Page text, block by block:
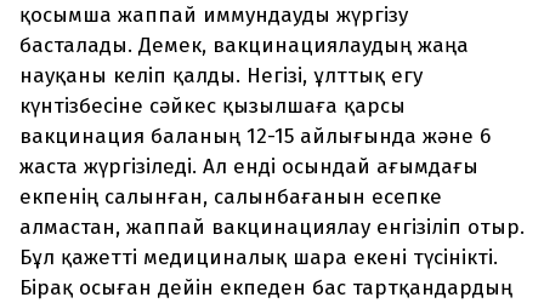
қосымша жаппай иммундауды жүргізу
басталады. Демек, вакцинациялаудың жаңа
науқаны келіп қалды. Негізі, ұлттық егу
күнтізбесіне сәйкес қызылшаға қарсы
вакцинация баланың 12-15 айлығында және 6
жаста жүргізіледі. Ал енді осындай ағымдағы
екпенің салынған, салынбағанын есепке
алмастан, жаппай вакцинациялау енгізіліп отыр.
Бұл қажетті медициналық шара екені түсінікті.
Бірақ осыған дейін екпеден бас тартқандардың